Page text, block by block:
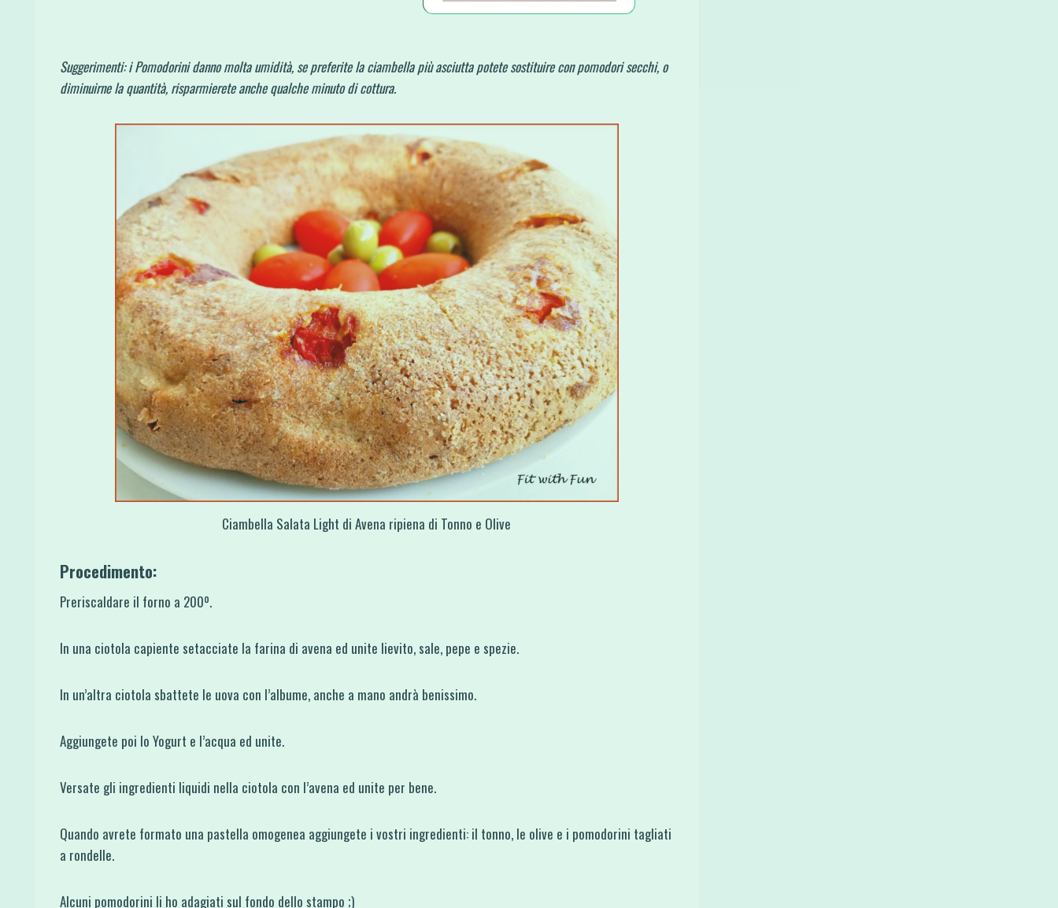
Suggerimenti: i Pomodorini danno molta umidità, se preferite la ciambella più asciutta potete sostituire con pomodori secchi, o
diminuirne la quantità, risparmierete anche qualche minuto di cottura.
Ciambella Salata Light di Avena ripiena di Tonno e Olive
Procedimento:
Preriscaldare il forno a 200º.
In una ciotola capiente setacciate la farina di avena ed unite lievito, sale, pepe e spezie.
In un’altra ciotola sbattete le uova con l’albume, anche a mano andrà benissimo.
Aggiungete poi lo Yogurt e l’acqua ed unite.
Versate gli ingredienti liquidi nella ciotola con l’avena ed unite per bene.
Quando avrete formato una pastella omogenea aggiungete i vostri ingredienti: il tonno, le olive e i pomodorini tagliati
a rondelle.
Alcuni pomodorini li ho adagiati sul fondo dello stampo ;)